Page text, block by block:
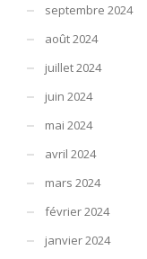
septembre 2024
août 2024
juillet 2024
juin 2024
mai 2024
avril 2024
mars 2024
février 2024
janvier 2024